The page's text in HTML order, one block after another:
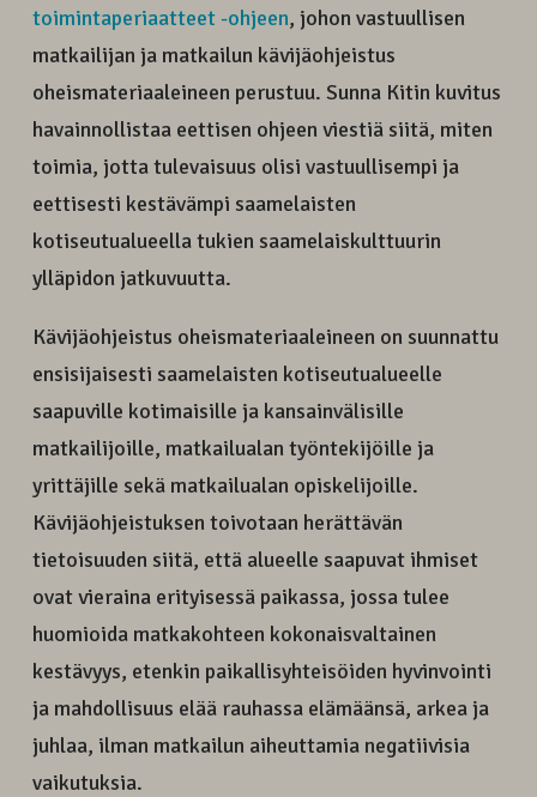
toimintaperiaatteet -ohjeen, johon vastuullisen
matkailijan ja matkailun kävijäohjeistus
oheismateriaaleineen perustuu. Sunna Kitin kuvitus
havainnollistaa eettisen ohjeen viestiä siitä, miten
toimia, jotta tulevaisuus olisi vastuullisempi ja
eettisesti kestävämpi saamelaisten
kotiseutualueella tukien saamelaiskulttuurin
ylläpidon jatkuvuutta.
Kävijäohjeistus oheismateriaaleineen on suunnattu
ensisijaisesti saamelaisten kotiseutualueelle
saapuville kotimaisille ja kansainvälisille
matkailijoille, matkailualan työntekijöille ja
yrittäjille sekä matkailualan opiskelijoille.
Kävijäohjeistuksen toivotaan herättävän
tietoisuuden siitä, että alueelle saapuvat ihmiset
ovat vieraina erityisessä paikassa, jossa tulee
huomioida matkakohteen kokonaisvaltainen
kestävyys, etenkin paikallisyhteisöiden hyvinvointi
ja mahdollisuus elää rauhassa elämäänsä, arkea ja
juhlaa, ilman matkailun aiheuttamia negatiivisia
vaikutuksia.